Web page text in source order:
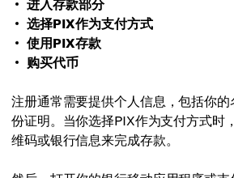
进入存款部分
选择PIX作为支付方式
使用PIX存款
购买代币
注册通常需要提供个人信息，包括你
份证明。当你选择PIX作为支付方式时
维码或银行信息来完成存款。